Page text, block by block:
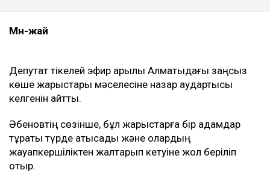
Мән-жай
Депутат тікелей эфир арқылы Алматыдағы заңсыз
көше жарыстары мәселесіне назар аудартқысы
келгенін айтты.
Әбеновтің сөзінше, бұл жарыстарға бір адамдар
тұрақты түрде қатысады және олардың
жауапкершіліктен жалтарып кетуіне жол беріліп
отыр.